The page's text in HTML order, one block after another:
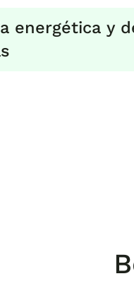
energética y